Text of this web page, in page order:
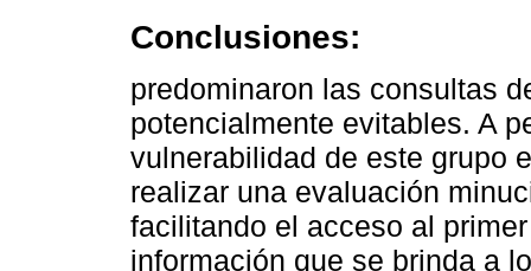
Conclusiones:
predominaron las consultas
potencialmente evitables. A
vulnerabilidad de este grupo
realizar una evaluación
facilitando el acceso al
información que se brinda a